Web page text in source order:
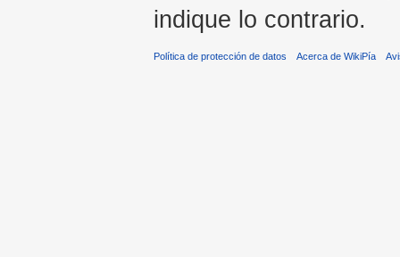
indique lo contrario.
Política de protección de datos Acerca de WikiPía